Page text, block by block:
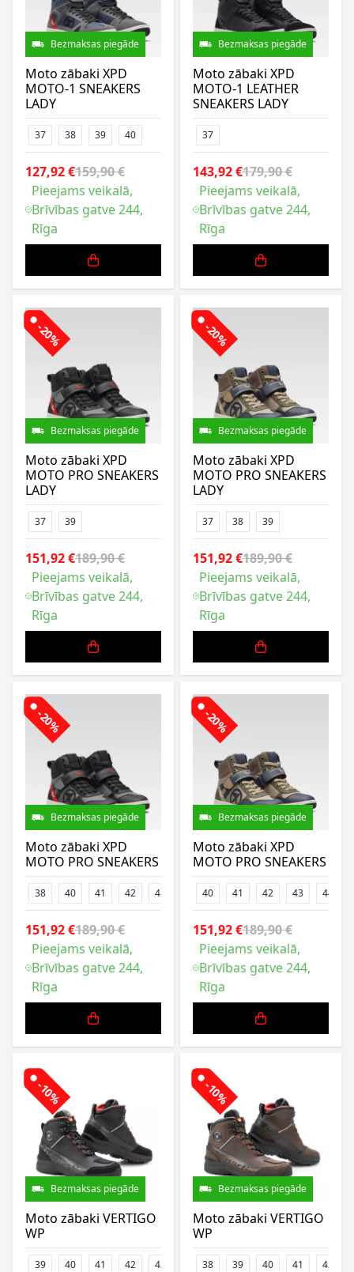
Bezmaksas piegāde
Moto zābaki XPD
MOTO-1 SNEAKERS
LADY
37 38 39 40
127,92 €159,90 €
Pieejams veikalā,
Brīvības gatve 244,
Rīga
Bezmaksas piegāde
Moto zābaki XPD
MOTO-1 LEATHER
SNEAKERS LADY
37
143,92 €179,90 €
Pieejams veikalā,
Brīvības gatve 244,
Rīga
-20%
Bezmaksas piegāde
Moto zābaki XPD
MOTO PRO SNEAKERS
LADY
37 39
151,92 €189,90 €
Pieejams veikalā,
Brīvības gatve 244,
Rīga
-20%
Bezmaksas piegāde
Moto zābaki XPD
MOTO PRO SNEAKERS
LADY
37 38 39
151,92 €189,90 €
Pieejams veikalā,
Brīvības gatve 244,
Rīga
-20%
Bezmaksas piegāde
Moto zābaki XPD
MOTO PRO SNEAKERS
38 40 41 42 43
151,92 €189,90 €
Pieejams veikalā,
Brīvības gatve 244,
Rīga
-20%
Bezmaksas piegāde
Moto zābaki XPD
MOTO PRO SNEAKERS
40 41 42 43 44
151,92 €189,90 €
Pieejams veikalā,
Brīvības gatve 244,
Rīga
-10%
Bezmaksas piegāde
Moto zābaki VERTIGO
WP
39 40 41 42 43
-10%
Bezmaksas piegāde
Moto zābaki VERTIGO
WP
38 39 40 41 42